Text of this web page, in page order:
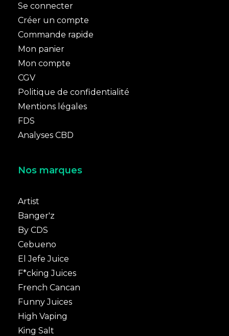
Se connecter
Créer un compte
Commande rapide
Mon panier
Mon compte
CGV
Politique de confidentialité
Mentions légales
FDS
Analyses CBD
Nos marques
Artist
Banger'z
By CDS
Cebueno
El Jefe Juice
F*cking Juices
French Cancan
Funny Juices
High Vaping
King Salt